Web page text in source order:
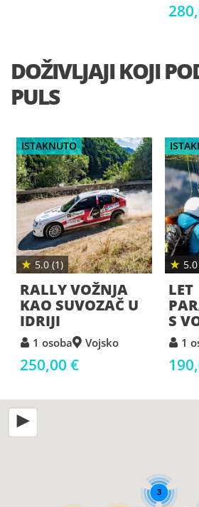
DOŽIVLJAJI KOJI
PULS
U
ISTAKNUTO
★5.0 (1)
LET
PARAJEDRILICOM
1 osoba
190,00 €
3
◀